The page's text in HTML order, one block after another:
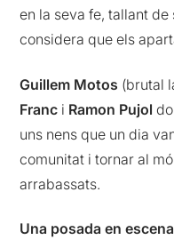
en la seva fe, tallant
considera que els aparta
Guillem Motos (brutal
Franc i Ramon Pujol
uns nens que un dia
comunitat i tornar al
arrabassats.
Una posada en